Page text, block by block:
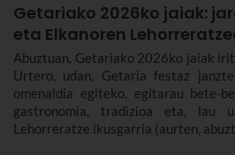
Getariako 2026ko jaiak:
eta Elkanoren
Abuztuan, Getariako 2026ko jaiak
Urtero, udan, Getaria festaz
omenaldia egiteko, egitarau bete-
gastronomia, tradizioa eta, lau
Lehorreratze ikusgarria (aurten,